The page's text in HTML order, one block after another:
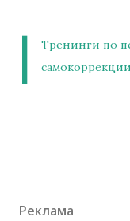
|
Тренинги по
Реклама